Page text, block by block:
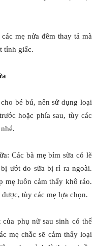
mẹ nửa đêm thay tả mà
tỉnh giấc.
bé bú, nên sử dụng loại
hoặc phía sau, tùy các
Các bà mẹ bỉm sữa có lẽ
ướt do sữa bị rỉ ra ngoài.
mẹ luôn cảm thấy khô ráo.
tùy các mẹ lựa chọn.
phụ nữ sau sinh có thể
mẹ chắc sẽ cảm thấy loại